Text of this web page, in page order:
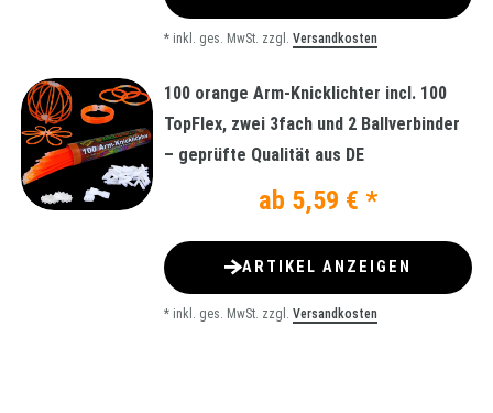
* inkl. ges. MwSt. zzgl. Versandkosten
100 orange Arm-Knicklichter incl. 100
TopFlex, zwei 3fach und 2 Ballverbinder
– geprüfte Qualität aus DE
ab 5,59 € *
ARTIKEL ANZEIGEN
* inkl. ges. MwSt. zzgl. Versandkosten